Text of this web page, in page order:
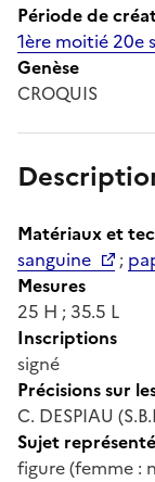
Période de
1ère moitié 20e
Genèse
CROQUIS
Matériaux et
sanguine
;
Mesures
25 H ; 35.5 L
Inscriptions
signé
Précisions sur
C. DESPIAU
Sujet représenté
figure (femme :